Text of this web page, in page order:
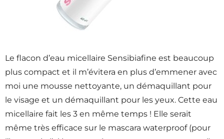
Le flacon d’eau micellaire Sensibiafine est beaucoup
plus compact et il m’évitera en plus d’emmener avec
moi une mousse nettoyante, un démaquillant pour
le visage et un démaquillant pour les yeux. Cette eau
micellaire fait les 3 en même temps ! Elle serait
même très efficace sur le mascara waterproof (pour